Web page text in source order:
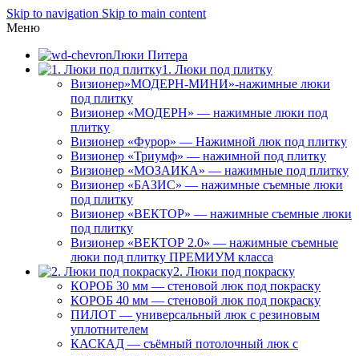
Skip to navigation Skip to main content
Меню
Люки Питера
1. Люки под плитку
Визионер»МОДЕРН-МИНИ»-нажимные люки
под плитку
Визионер «МОДЕРН» — нажимные люки под
плитку
Визионер «Фурор» — Нажимной люк под плитку
Визионер «Триумф» — нажимной под плитку
Визионер «МОЗАИКА» — нажимные под плитку
Визионер «БАЗИС» — нажимные съемные люки
под плитку
Визионер «ВЕКТОР» — нажимные съемные люки
под плитку
Визионер «ВЕКТОР 2.0» — нажимные съемные
люки под плитку ПРЕМИУМ класса
2. Люки под покраску
КОРОБ 30 мм — стеновой люк под покраску
КОРОБ 40 мм — стеновой люк под покраску
ПИЛОТ — универсальный люк с резиновым
уплотнителем
КАСКАД — съёмный потолочный люк с